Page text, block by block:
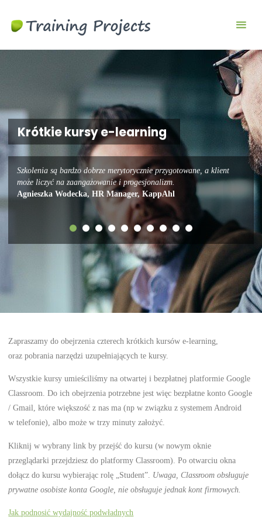
Krótkie kursy e-learning
Szkolenia są bardzo dobrze merytorycznie przygotowane, a klient
może liczyć na zaangażowanie i progesjonalizm.
Agnieszka Wodecka, HR Manager, KappAhl
Zapraszamy do obejrzenia czterech krótkich kursów e-learning,
oraz pobrania narzędzi uzupełniających te kursy.
Wszystkie kursy umieściliśmy na otwartej i bezpłatnej platformie Google
Classroom. Do ich obejrzenia potrzebne jest więc bezpłatne konto Google
/ Gmail, które większość z nas ma (np w związku z systemem Android
w telefonie), albo może w trzy minuty założyć.
Kliknij w wybrany link by przejść do kursu (w nowym oknie
przeglądarki przejdziesz do platformy Classroom). Po otwarciu okna
dołącz do kursu wybierając rolę „Student”. Uwaga, Classroom obsługuje
prywatne osobiste konta Google, nie obsługuje jednak kont firmowych.
Jak podnosić wydajność podwładnych